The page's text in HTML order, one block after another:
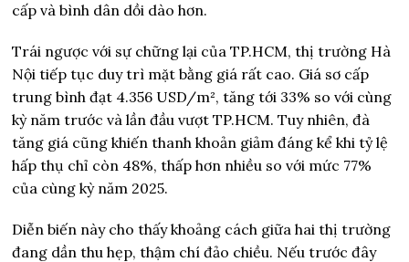
cấp và bình dân dồi dào hơn.
Trái ngược với sự chững lại của TP.HCM, thị trường Hà
Nội tiếp tục duy trì mặt bằng giá rất cao. Giá sơ cấp
trung bình đạt 4.356 USD/m², tăng tới 33% so với cùng
kỳ năm trước và lần đầu vượt TP.HCM. Tuy nhiên, đà
tăng giá cũng khiến thanh khoản giảm đáng kể khi tỷ lệ
hấp thụ chỉ còn 48%, thấp hơn nhiều so với mức 77%
của cùng kỳ năm 2025.
Diễn biến này cho thấy khoảng cách giữa hai thị trường
đang dần thu hẹp, thậm chí đảo chiều. Nếu trước đây